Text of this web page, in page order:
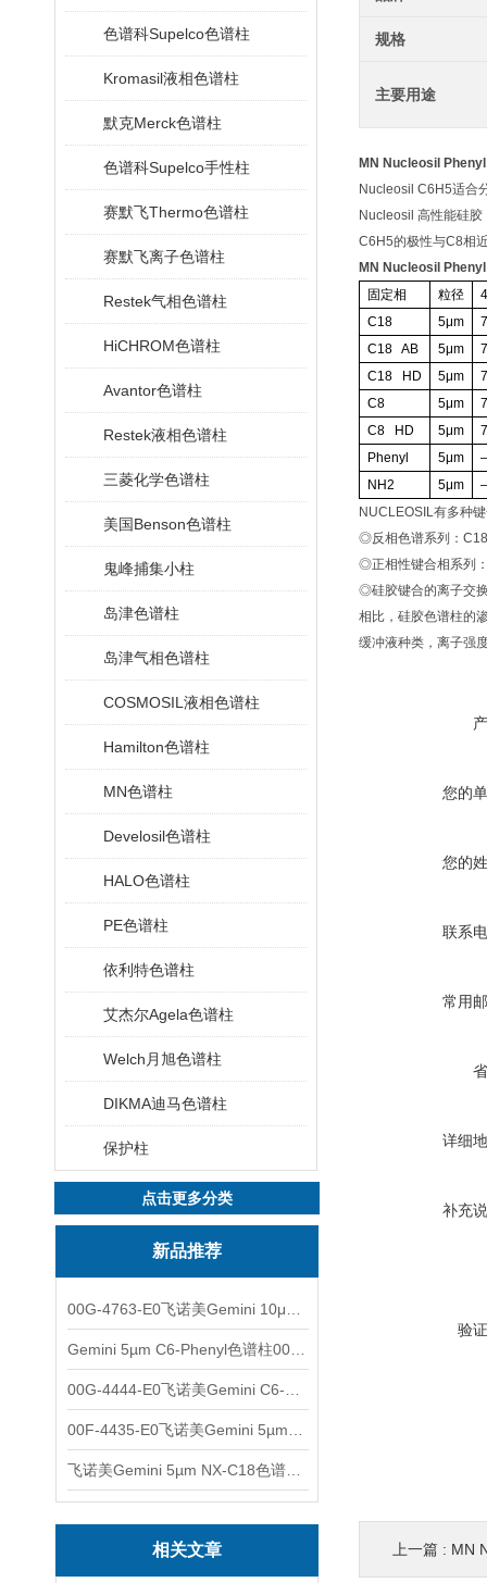
色谱科Supelco色谱柱
Kromasil液相色谱柱
默克Merck色谱柱
色谱科Supelco手性柱
赛默飞Thermo色谱柱
赛默飞离子色谱柱
Restek气相色谱柱
HiCHROM色谱柱
Avantor色谱柱
Restek液相色谱柱
三菱化学色谱柱
美国Benson色谱柱
鬼峰捕集小柱
岛津色谱柱
岛津气相色谱柱
COSMOSIL液相色谱柱
Hamilton色谱柱
MN色谱柱
Develosil色谱柱
HALO色谱柱
PE色谱柱
依利特色谱柱
艾杰尔Agela色谱柱
Welch月旭色谱柱
DIKMA迪马色谱柱
保护柱
点击更多分类
新品推荐
相关文章
规格
主要用途
MN Nucleosil
Nucleosil C6H5适合
Nucleosil 高性能硅
C6H5的极性与C8相
MN Nucleosil
固定相
粒径
C18
5μm
C18 AB
5μm
C18 HD
5μm
C8
5μm
C8 HD
5μm
Phenyl
5μm
NH2
5μm
NUCLEOSIL有多种
◎反相色谱系列：
◎正相性键合相系列
◎硅胶键合的离子交
相比，硅胶色谱柱的
缓冲液种类，离子强
您的
您的
联系
常用
详细
补充
验
上一篇 : MN